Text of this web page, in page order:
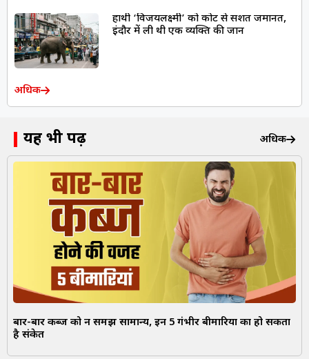
हाथी ‘विजयलक्ष्मी’ को कोर्ट से सशर्त जमानत,
इंदौर में ली थी एक व्यक्ति की जान
अधिक
यह भी पढ़ें अधिक
बार-बार कब्ज को न समझें सामान्य, इन 5 गंभीर बीमारियों का हो सकता
है संकेत